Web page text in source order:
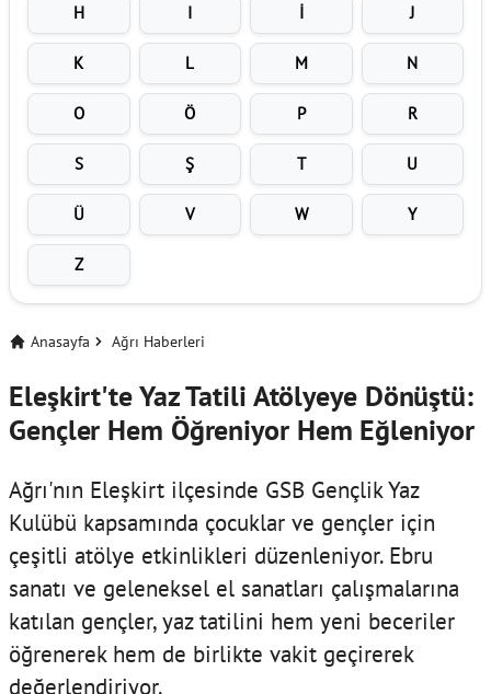
H I İ J
K L M N
O Ö P R
S Ş T U
Ü V W Y
Z
Anasayfa Ağrı Haberleri
Eleşkirt'te Yaz Tatili Atölyeye Dönüştü:
Gençler Hem Öğreniyor Hem Eğleniyor
Ağrı'nın Eleşkirt ilçesinde GSB Gençlik Yaz
Kulübü kapsamında çocuklar ve gençler için
çeşitli atölye etkinlikleri düzenleniyor. Ebru
sanatı ve geleneksel el sanatları çalışmalarına
katılan gençler, yaz tatilini hem yeni beceriler
öğrenerek hem de birlikte vakit geçirerek
değerlendiriyor.